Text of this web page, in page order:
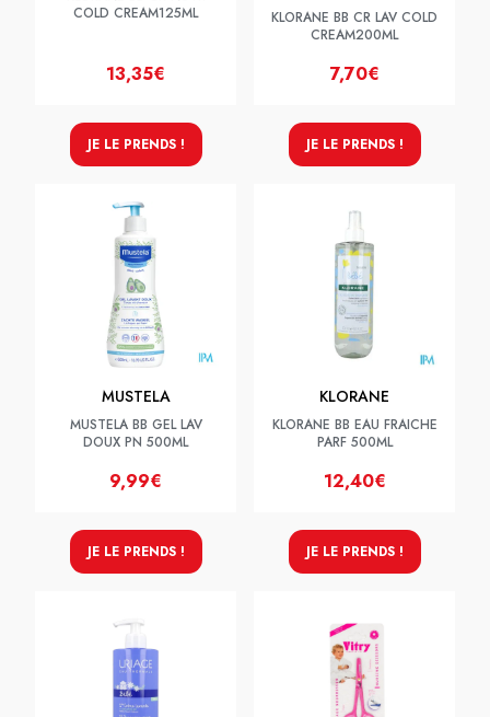
COLD CREAM125ML
13,35€
JE LE PRENDS !
KLORANE BB CR LAV COLD
CREAM200ML
7,70€
JE LE PRENDS !
MUSTELA
MUSTELA BB GEL LAV
DOUX PN 500ML
9,99€
JE LE PRENDS !
KLORANE
KLORANE BB EAU FRAICHE
PARF 500ML
12,40€
JE LE PRENDS !